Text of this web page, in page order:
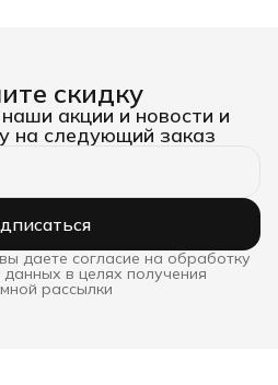
скидку
акции и новости и
на следующий заказ
даете согласие на обработку
в целях получения
рассылки